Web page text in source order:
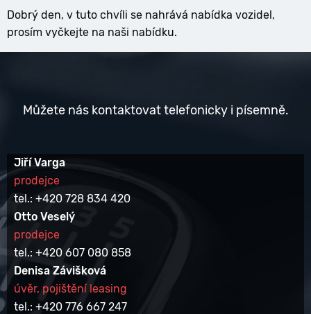
Dobrý den, v tuto chvíli se nahrává nabídka vozidel,
prosím vyčkejte na naši nabídku.
Můžete nás kontaktovat telefonicky i písemně.
Jiří Varga
prodejce
tel.: +420 728 834 420
Otto Veselý
prodejce
tel.: +420 607 080 858
Denisa Závišková
úvěr, pojištění leasing
tel.: +420 776 667 247